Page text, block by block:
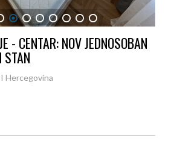
4 5 6 7 8 9 10
- CENTAR: NOV JEDNOSOBAN
STAN
Hercegovina